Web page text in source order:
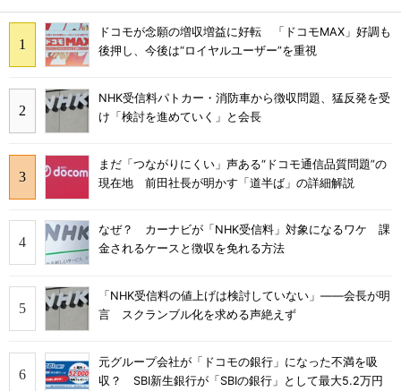
ドコモが念願の増収増益に好転 「ドコモMAX」好調も
後押し、今後は“ロイヤルユーザー”を重視
NHK受信料パトカー・消防車から徴収問題、猛反発を受
け「検討を進めていく」と会長
まだ「つながりにくい」声ある“ドコモ通信品質問題”の
現在地 前田社長が明かす「道半ば」の詳細解説
なぜ？ カーナビが「NHK受信料」対象になるワケ 課
金されるケースと徴収を免れる方法
「NHK受信料の値上げは検討していない」――会長が明
言 スクランブル化を求める声絶えず
元グループ会社が「ドコモの銀行」になった不満を吸
収？ SBI新生銀行が「SBIの銀行」として最大5.2万円